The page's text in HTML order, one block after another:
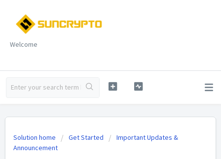
Welcome
Solution home Get Started
Important Updates &
Announcement